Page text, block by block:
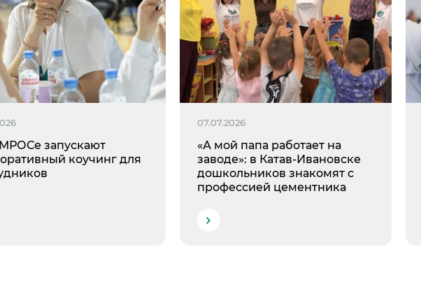
запускают
коучинг для
07.07.2026
«А мой папа работает на
заводе»: в Катав-Ивановске
дошкольников знакомят с
профессией цементника